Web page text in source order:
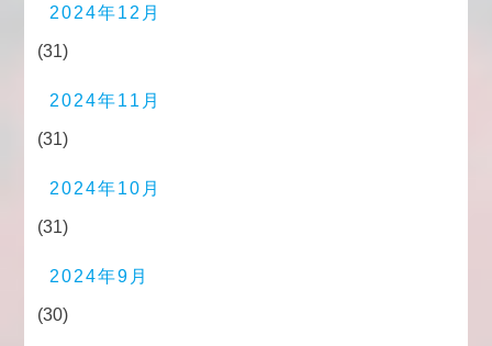
2024年12月
(31)
2024年11月
(31)
2024年10月
(31)
2024年9月
(30)